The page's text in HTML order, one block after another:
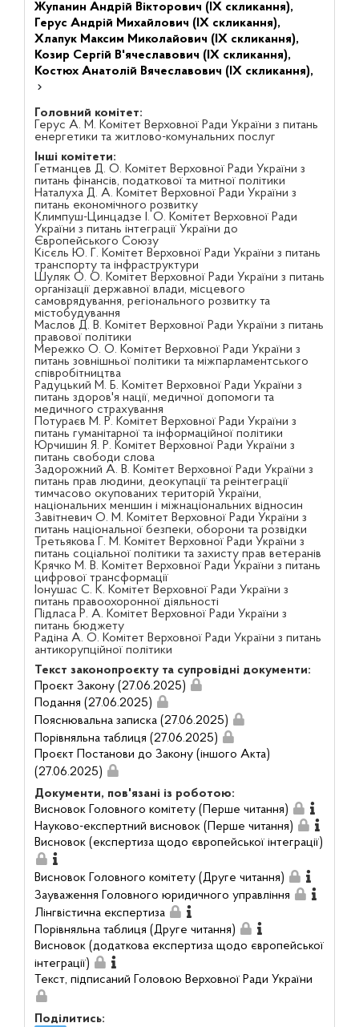
Жупанин Андрій Вікторович (IX скликання),
Герус Андрій Михайлович (IX скликання),
Хлапук Максим Миколайович (IX скликання),
Козир Сергій В'ячеславович (IX скликання),
Костюх Анатолій Вячеславович (IX скликання),
Головний комітет:
Герус А. М. Комітет Верховної Ради України з питань
енергетики та житлово-комунальних послуг
Інші комітети:
Гетманцев Д. О. Комітет Верховної Ради України з
питань фінансів, податкової та митної політики
Наталуха Д. А. Комітет Верховної Ради України з
питань економічного розвитку
Климпуш-Цинцадзе І. О. Комітет Верховної Ради
України з питань інтеграції України до
Європейського Союзу
Кісєль Ю. Г. Комітет Верховної Ради України з питань
транспорту та інфраструктури
Шуляк О. О. Комітет Верховної Ради України з питань
організації державної влади, місцевого
самоврядування, регіонального розвитку та
містобудування
Маслов Д. В. Комітет Верховної Ради України з питань
правової політики
Мережко О. О. Комітет Верховної Ради України з
питань зовнішньої політики та міжпарламентського
співробітництва
Радуцький М. Б. Комітет Верховної Ради України з
питань здоров'я нації, медичної допомоги та
медичного страхування
Потураєв М. Р. Комітет Верховної Ради України з
питань гуманітарної та інформаційної політики
Юрчишин Я. Р. Комітет Верховної Ради України з
питань свободи слова
Задорожний А. В. Комітет Верховної Ради України з
питань прав людини, деокупації та реінтеграції
тимчасово окупованих територій України,
національних меншин і міжнаціональних відносин
Завітневич О. М. Комітет Верховної Ради України з
питань національної безпеки, оборони та розвідки
Третьякова Г. М. Комітет Верховної Ради України з
питань соціальної політики та захисту прав ветеранів
Крячко М. В. Комітет Верховної Ради України з питань
цифрової трансформації
Іонушас С. К. Комітет Верховної Ради України з
питань правоохоронної діяльності
Підласа Р. А. Комітет Верховної Ради України з
питань бюджету
Радіна А. О. Комітет Верховної Ради України з питань
антикорупційної політики
Текст законопроєкту та супровідні документи:
Проєкт Закону (27.06.2025)
Подання (27.06.2025)
Пояснювальна записка (27.06.2025)
Порівняльна таблиця (27.06.2025)
Проєкт Постанови до Закону (іншого Акта)
(27.06.2025)
Документи, пов'язані із роботою:
Висновок Головного комітету (Перше читання)
Науково-експертний висновок (Перше читання)
Висновок (експертиза щодо європейської інтеграції)
Висновок Головного комітету (Друге читання)
Зауваження Головного юридичного управління
Лінгвістична експертиза
Порівняльна таблиця (Друге читання)
Висновок (додаткова експертиза щодо європейської
інтеграції)
Текст, підписаний Головою Верховної Ради України
Поділитись: